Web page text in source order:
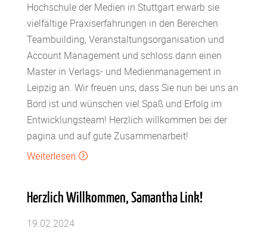
Hochschule der Medien in Stuttgart erwarb sie
vielfältige Praxiserfahrungen in den Bereichen
Teambuilding, Veranstaltungsorganisation und
Account Management und schloss dann einen
Master in Verlags- und Medienmanagement in
Leipzig an. Wir freuen uns, dass Sie nun bei uns an
Bord ist und wünschen viel Spaß und Erfolg im
Entwicklungsteam! Herzlich willkommen bei der
pagina und auf gute Zusammenarbeit!
Weiterlesen =
Herzlich Willkommen, Samantha Link!
19.02.2024